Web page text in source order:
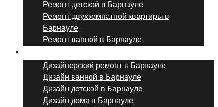
Ремонт детской в Барнауле
Ремонт двухкомнатной квартиры в
Барнауле
Ремонт ванной в Барнауле
Дизайнерский ремонт в Барнауле
Дизайн ванной в Барнауле
Дизайн детской в Барнауле
Дизайн дома в Барнауле